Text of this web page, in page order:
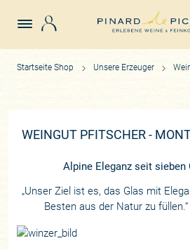
Startseite Shop Unsere Erzeuger
WEINGUT PFITSCHER -
Alpine Eleganz seit sieben
„Unser Ziel ist es, das Glas mit
Besten aus der Natur zu